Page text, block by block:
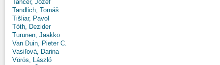
Tancer, Jozef
Tandlich, Tomáš
Tišliar, Pavol
Tóth, Dezider
Turunen, Jaakko
Van Duin, Pieter C.
Vasiľová, Darina
Vörös, László